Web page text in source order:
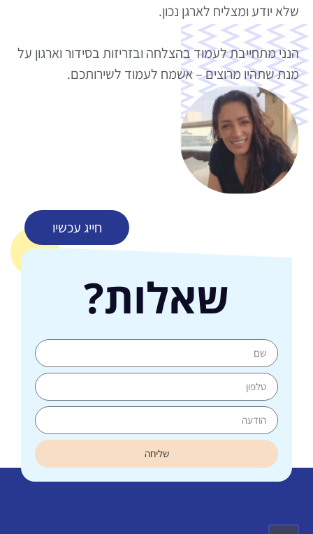
שלא יודע ומצליח לארגן נכון.
הנני מתחייבת לעמוד בהצלחה ובזריזות בסידור וארגון על
מנת שתהיו מרוצים – אשמח לעמוד לשירותכם.
חייג עכשיו
שאלות?
שליחה